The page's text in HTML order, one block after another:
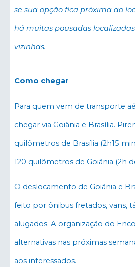
se sua opção fica próxima ao
há muitas pousadas
vizinhas.
Como chegar
Para quem vem de transporte
chegar via Goiânia e Brasília.
quilômetros de Brasília (2h15
120 quilômetros de Goiânia (2h
O deslocamento de Goiânia e
feito por ônibus fretados, vans,
alugados. A organização do
alternativas nas próximas
aos interessados.